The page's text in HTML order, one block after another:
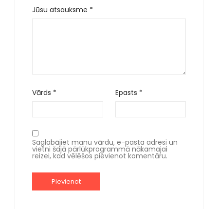
Jūsu atsauksme *
Vārds * Epasts *
Saglabājiet manu vārdu, e-pasta adresi un
vietni šajā pārlūkprogrammā nākamajai
reizei, kad vēlēšos pievienot komentāru.